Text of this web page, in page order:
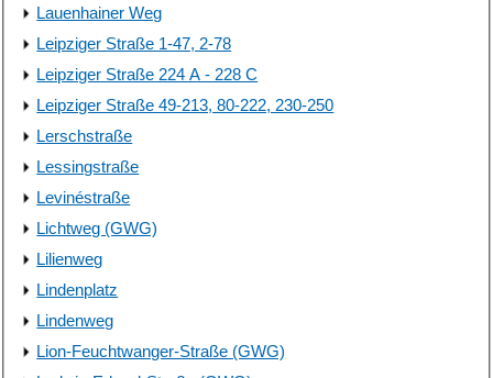
Lauenhainer Weg
Leipziger Straße 1-47, 2-78
Leipziger Straße 224 A - 228 C
Leipziger Straße 49-213, 80-222, 230-250
Lerschstraße
Lessingstraße
Levinéstraße
Lichtweg (GWG)
Lilienweg
Lindenplatz
Lindenweg
Lion-Feuchtwanger-Straße (GWG)